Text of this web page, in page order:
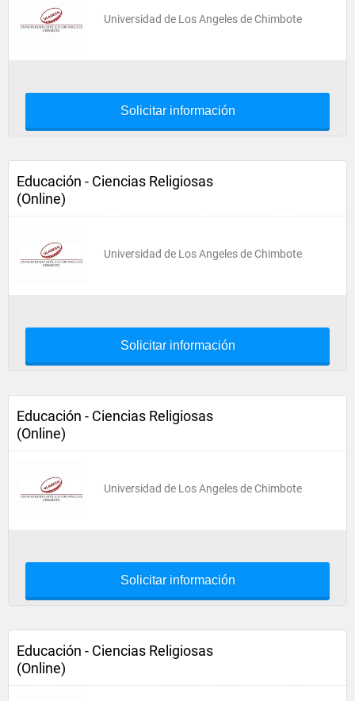
Universidad de Los Angeles de Chimbote
Solicitar información
Educación - Ciencias Religiosas
(Online)
Universidad de Los Angeles de Chimbote
Solicitar información
Educación - Ciencias Religiosas
(Online)
Universidad de Los Angeles de Chimbote
Solicitar información
Educación - Ciencias Religiosas
(Online)